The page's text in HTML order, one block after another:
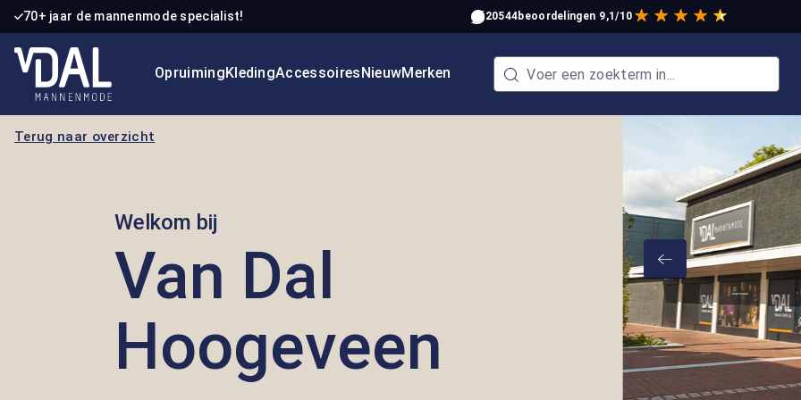
de hoofdinhoud
Ga naar de zoekopdracht
Ga naar de hoofdnavigatie
70+ jaar de mannenmode specialist! 20544beoordelingen 9,1/10
OpruimingKledingAccessoiresNieuwMerken
Terug naar overzicht
Welkom bij
Van Dal
Hoogeveen